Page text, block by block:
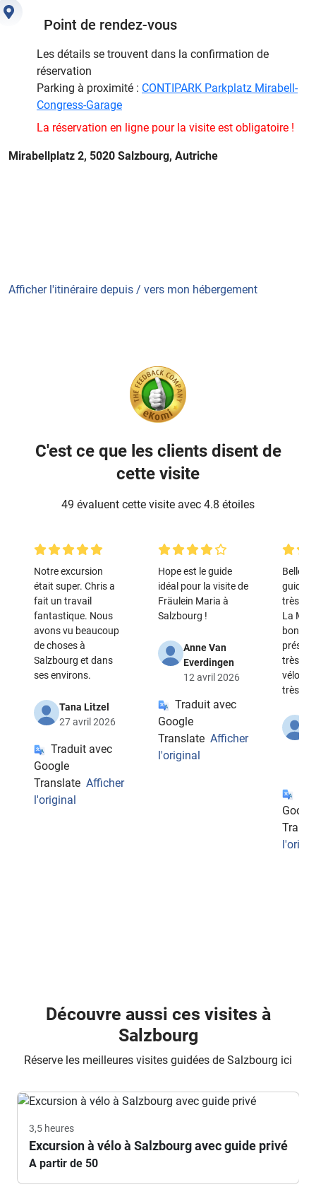
Point de rendez-vous
Les détails se trouvent dans la confirmation de
réservation
Parking à proximité : CONTIPARK Parkplatz Mirabell-
Congress-Garage
La réservation en ligne pour la visite est obligatoire !
Mirabellplatz 2, 5020 Salzbourg, Autriche
Afficher l'itinéraire depuis / vers mon hébergement
C'est ce que les clients disent de
cette visite
49 évaluent cette visite avec 4.8 étoiles
Notre excursion
était super. Chris a
fait un travail
fantastique. Nous
avons vu beaucoup
de choses à
Salzbourg et dans
ses environs.
Tana Litzel
27 avril 2026
Traduit avec
Google
Translate Afficher
l'original
Hope est le guide
idéal pour la visite de
Fräulein Maria à
Salzbourg !
Anne Van
Everdingen
12 avril 2026
Traduit avec
Google
Translate Afficher
l'original
Belle
guide
très
La
très
vélos
très
Découvre aussi ces visites à
Salzbourg
Réserve les meilleures visites guidées de Salzbourg ici
3,5 heures
Excursion à vélo à Salzbourg avec guide privé
A partir de 50